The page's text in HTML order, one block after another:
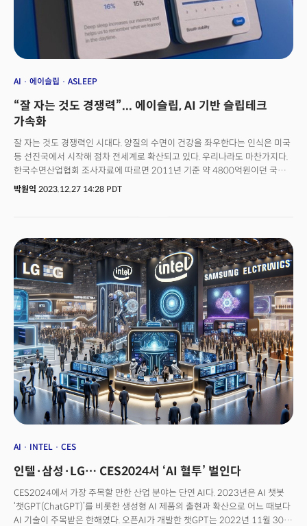
AI 에이슬립 ASLEEP
“잘 자는 것도 경쟁력”... 에이슬립, AI 기반 슬립테크
가속화
잘 자는 것도 경쟁력인 시대다. 양질의 수면이 건강을 좌우한다는 인식은 미국
등 선진국에서 시작해 점차 전세계로 확산되고 있다. 우리나라도 마찬가지다.
한국수면산업협회 조사자료에 따르면 2011년 기준 약 4800억원이던 국내
수면시장이 지난해 3조원 규모로 성장했다. 수면에 기꺼이 지갑을 여는
기술을 선보였다. 올해도 독보적인 기술력을 글로벌 시장에서 선보인다.
에이슬립은 수면 중 숨소리만으로 수면 단계와 수면 중 무호흡 여부, 코골이
등을 모니터링 할 수 있는 인공지능(AI) 기술을 보유하고 있다.이동헌
에이슬립 대표는 “수면 중 숨소리를 통해 수면 단계를 실시간으로 측정하고
코골이와 같은 호흡 안정도 지표를 함께 알려주는 수면 AI 기술을 보유하고
있다”라며 “편의성, 경제성, 정확성을 기반으로 세계적인 수준의 성능을
자랑하는 AI 기술”이라고 소개했다.에이슬립의 수면 측정 AI는 수면 중
숨소리만을 활용하기 때문에 다른 기기를 구매할 필요 없이 스마트폰만
있으면 된다는 경제적 강점이 있다. 또 마이크가 달린 기기만 있다면 기술을
적용할 수 있어 쉽고 편하게 수면의 질을 알아볼 수 있다. 약 7000명의 병원
수면다원검사 데이터와 70만 개의 가정환경 수면 데이터를 학습해 AI 모델의
정확성을 높였다.
박원익 2023.12.27 14:28 PDT
AI INTEL CES
인텔·삼성·LG… CES2024서 ‘AI 혈투’ 벌인다
CES2024에서 가장 주목할 만한 산업 분야는 단연 AI다. 2023년은 AI 챗봇
‘챗GPT(ChatGPT)’를 비롯한 생성형 AI 제품의 출현과 확산으로 어느 때보다
AI 기술이 주목받은 한해였다. 오픈AI가 개발한 챗GPT는 2022년 11월 30일